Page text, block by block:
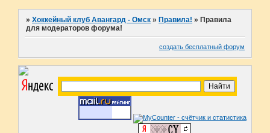
»Хоккейный клуб Авангард - Омск »Правила! »Правила
для модераторов форума!
создать бесплатный форум